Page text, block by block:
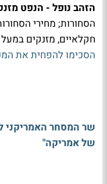
הזהב נופל - הנפט
הסחורות; מחירי
חקלאיים, מזנקים במעל 3% לאחר
הסכימו להפחית את
שר המסחר האמריקני
של אמריקה"